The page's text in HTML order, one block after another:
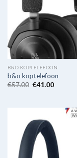
B&O KOPTELEFOON
b&o koptelefoon
€57.00 €41.00